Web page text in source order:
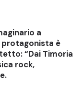
a
protagonista è
“Dai Timoria
rock,